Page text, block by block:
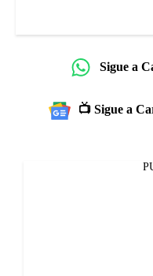
Sigue a
📺 Sigue a